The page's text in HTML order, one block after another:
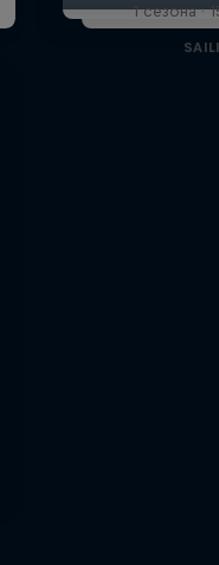
1 сезона ·